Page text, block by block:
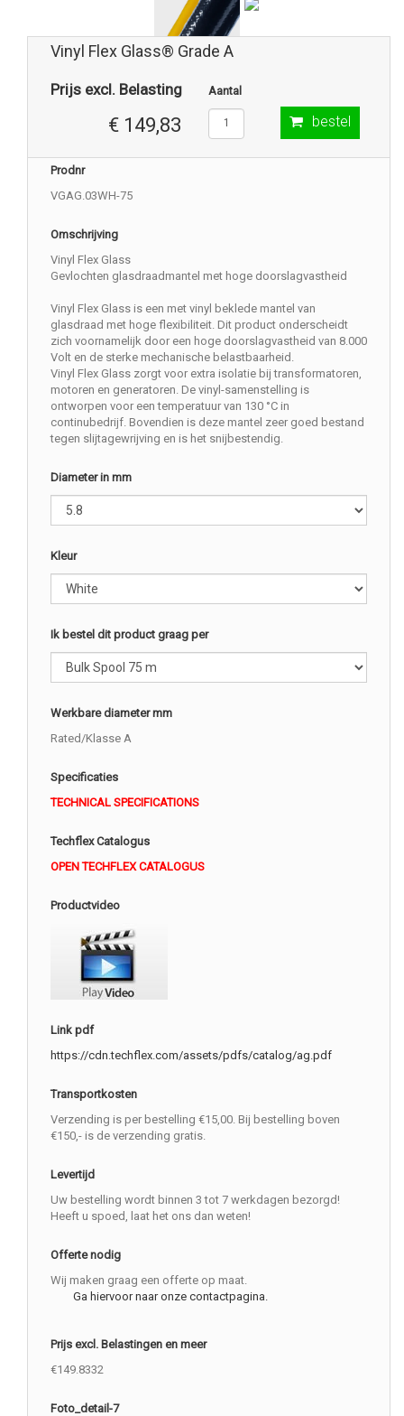
Vinyl Flex Glass® Grade A
Prijs excl. Belasting
€ 149,83
Aantal
bestel
Prodnr
VGAG.03WH-75
Omschrijving
Vinyl Flex Glass
Gevlochten glasdraadmantel met hoge doorslagvastheid
Vinyl Flex Glass is een met vinyl beklede mantel van
glasdraad met hoge flexibiliteit. Dit product onderscheidt
zich voornamelijk door een hoge doorslagvastheid van 8.000
Volt en de sterke mechanische belastbaarheid.
Vinyl Flex Glass zorgt voor extra isolatie bij transformatoren,
motoren en generatoren. De vinyl-samenstelling is
ontworpen voor een temperatuur van 130 °C in
continubedrijf. Bovendien is deze mantel zeer goed bestand
tegen slijtagewrijving en is het snijbestendig.
Diameter in mm
Kleur
Ik bestel dit product graag per
Werkbare diameter mm
Rated/Klasse A
Specificaties
TECHNICAL SPECIFICATIONS
Techflex Catalogus
OPEN TECHFLEX CATALOGUS
Productvideo
Link pdf
https://cdn.techflex.com/assets/pdfs/catalog/ag.pdf
Transportkosten
Verzending is per bestelling €15,00. Bij bestelling boven
€150,- is de verzending gratis.
Levertijd
Uw bestelling wordt binnen 3 tot 7 werkdagen bezorgd!
Heeft u spoed, laat het ons dan weten!
Offerte nodig
Wij maken graag een offerte op maat.
Ga hiervoor naar onze contactpagina.
Prijs excl. Belastingen en meer
€149.8332
Foto_detail-7